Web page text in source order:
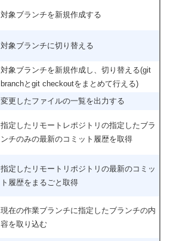
対象ブランチを新規作成する
対象ブランチに切り替える
対象ブランチを新規作成し、切り替える(git
branchとgit checkoutをまとめて行える)
変更したファイルの一覧を出力する
指定したリモートレポジトリの指定したブラ
ンチのみの最新のコミット履歴を取得
指定したリモートリポジトリの最新のコミッ
ト履歴をまるごと取得
現在の作業ブランチに指定したブランチの内
容を取り込む